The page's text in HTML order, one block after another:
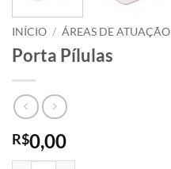
INÍCIO / ÁREAS DE ATUAÇÃO
Porta Pílulas
R$0,00